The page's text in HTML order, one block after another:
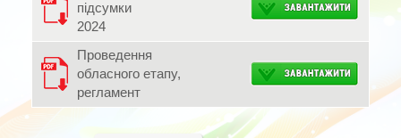
підсумки
2024
Проведення
обласного етапу,
регламент